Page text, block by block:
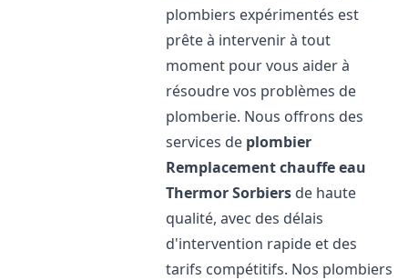
plombiers expérimentés est
prête à intervenir à tout
moment pour vous aider à
résoudre vos problèmes de
plomberie. Nous offrons des
services de plombier
Remplacement chauffe eau
ThermorSorbiers de haute
qualité, avec des délais
d'intervention rapide et des
tarifs compétitifs. Nos plombiers